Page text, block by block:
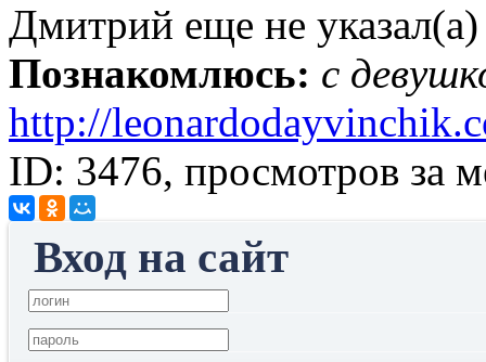
Дмитрий еще не
Познакомлюсь: с
http://
ID: 3476, просмотров за
Вход на сайт